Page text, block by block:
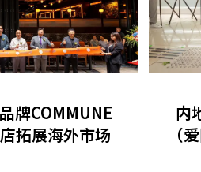
牌COMMUNE
拓展海外市场
内
（